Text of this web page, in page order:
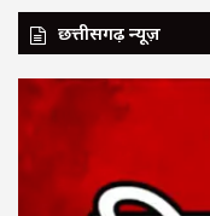
छत्तीसगढ़ न्यूज़